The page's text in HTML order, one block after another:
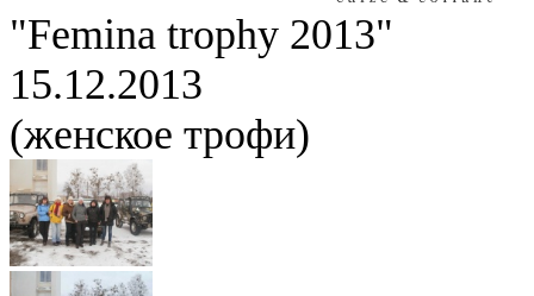
"Femina trophy 2013"
15.12.2013
(женское трофи)